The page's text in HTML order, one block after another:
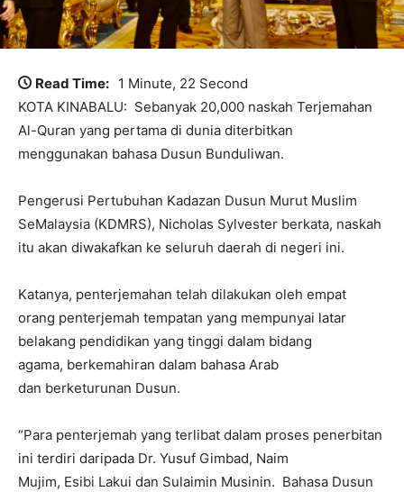
Read Time: 1 Minute, 22 Second
KOTA KINABALU: Sebanyak 20,000 naskah Terjemahan
Al-Quran yang pertama di dunia diterbitkan
menggunakan bahasa Dusun Bunduliwan.
Pengerusi Pertubuhan Kadazan Dusun Murut Muslim
SeMalaysia (KDMRS), Nicholas Sylvester berkata, naskah
itu akan diwakafkan ke seluruh daerah di negeri ini.
Katanya, penterjemahan telah dilakukan oleh empat
orang penterjemah tempatan yang mempunyai latar
belakang pendidikan yang tinggi dalam bidang
agama, berkemahiran dalam bahasa Arab
dan berketurunan Dusun.
“Para penterjemah yang terlibat dalam proses penerbitan
ini terdiri daripada Dr. Yusuf Gimbad, Naim
Mujim, Esibi Lakui dan Sulaimin Musinin. Bahasa Dusun